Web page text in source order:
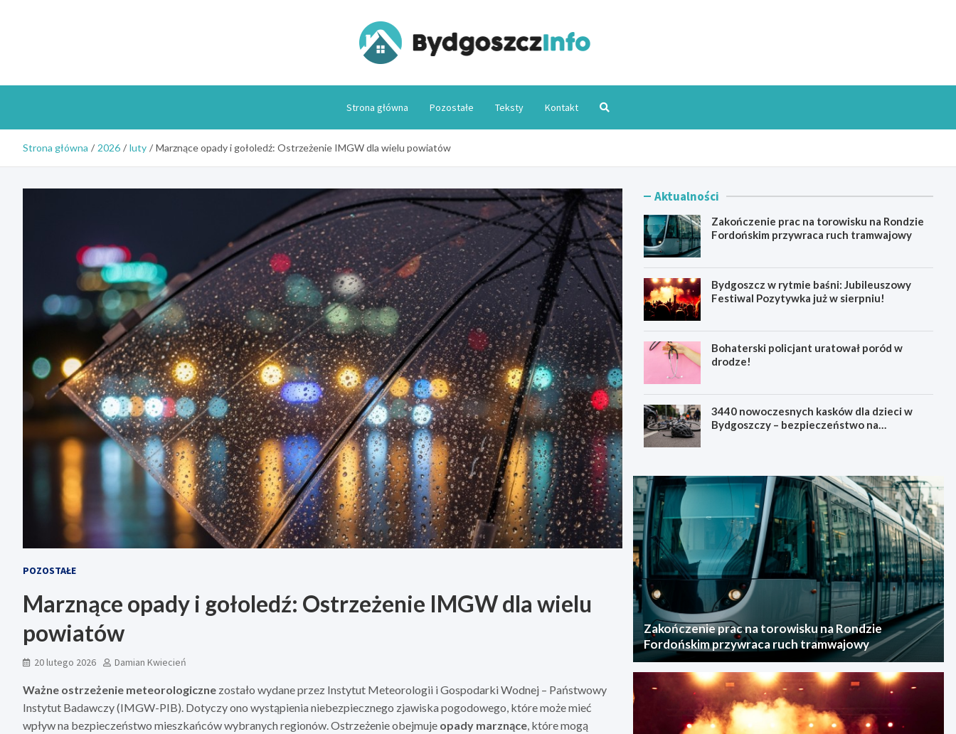
Strona główna Pozostałe Teksty Kontakt
Strona główna 2026 luty Marznące opady i gołoledź: Ostrzeżenie IMGW dla wielu powiatów
POZOSTAŁE
Marznące opady i gołoledź: Ostrzeżenie IMGW dla wielu
powiatów
20 lutego 2026 Damian Kwiecień
Ważne ostrzeżenie meteorologiczne zostało wydane przez Instytut Meteorologii i Gospodarki Wodnej – Państwowy
Instytut Badawczy (IMGW-PIB). Dotyczy ono wystąpienia niebezpiecznego zjawiska pogodowego, które może mieć
wpływ na bezpieczeństwo mieszkańców wybranych regionów. Ostrzeżenie obejmuje opady marznące, które mogą
Aktualności
Zakończenie prac na torowisku na Rondzie
Fordońskim przywraca ruch tramwajowy
Bydgoszcz w rytmie baśni: Jubileuszowy
Festiwal Pozytywka już w sierpniu!
Bohaterski policjant uratował poród w
drodze!
3440 nowoczesnych kasków dla dzieci w
Bydgoszczy – bezpieczeństwo na
Zakończenie prac na torowisku na Rondzie
Fordońskim przywraca ruch tramwajowy